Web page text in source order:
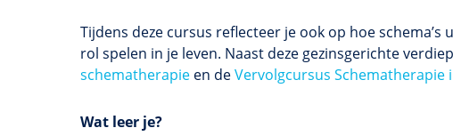
Tijdens deze cursus reflecteer je ook op hoe
rol spelen in je leven. Naast deze gezinsgerichte
schematherapie en deVervolgcursus Schematherapie
Wat leer je?